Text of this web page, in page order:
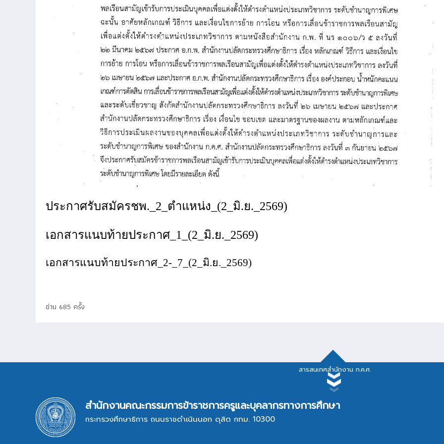
ประกาศรับสมัครชพ._2_ตำแหน่ง_(2_มิ.ย._2569)
เอกสารแนบท้ายประกาศ_1_(2_มิ.ย._2569)
เอกสารแนบท้ายประกาศ_2-_7_(2_มิ.ย._2569)
อ่าน 685 ครั้ง
สารสนเทศสำนักงาน ก.ค.ศ.
สารสนเทศสำนักงาน ก.ค.ศ.
ระบบสารบรรณอิเล็กทรอนิกส์ ระบบรายงานผลการปฏิบัติงาน
สำนักงานคณะกรรมการข้าราชการครูและบุคลากรทางการศึกษา
กระทรวงศึกษาธิการ ถนนราชดำเนินนอก ดุสิต กทม. 10300